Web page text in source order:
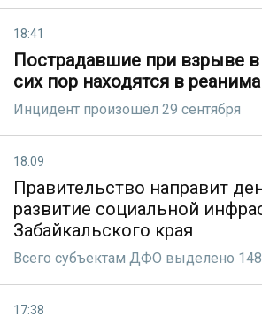
18:41
Пострадавшие при взрыве
сих пор находятся в
Инцидент произошёл 29 сентября
18:09
Правительство направит
развитие социальной
Забайкальского края
Всего субъектам ДФО выделено
17:38